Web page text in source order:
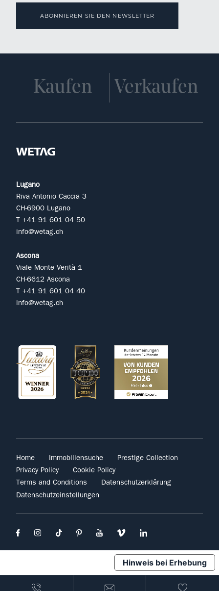
ABONNIEREN SIE DEN NEWSLETTER
Kaufen Verkaufen
Lugano
Riva Antonio Caccia 3
CH-6900 Lugano
T +41 91 601 04 50
info@wetag.ch
Ascona
Viale Monte Verità 1
CH-6612 Ascona
T +41 91 601 04 40
info@wetag.ch
Home Immobiliensuche
Prestige Collection
Privacy Policy
Cookie Policy
Terms and Conditions
Datenschutzerklärung
Datenschutzeinstellungen
Hinweis bei Erhebung